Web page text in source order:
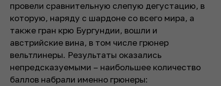
провели сравнительную слепую дегустацию, в
которую, наряду с шардоне со всего мира, а
также гран крю Бургундии, вошли и
австрийские вина, в том числе грюнер
вельтлинеры. Результаты оказались
непредсказуемыми – наибольшее количество
баллов набрали именно грюнеры: